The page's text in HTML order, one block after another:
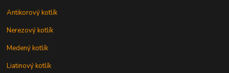
Antikorový kotlík
Nerezový kotlík
Medený kotlík
Liatinový kotlík